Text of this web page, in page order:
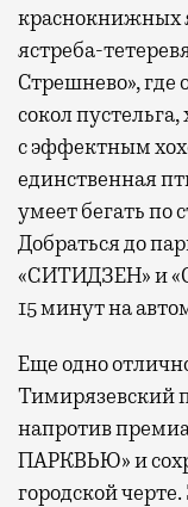
краснокнижных
ястреба-
Стрешнево», где
сокол
с эффектным
единственная
умеет бегать по
Добраться до
«СИТИДЗЕН» и
15 минут на
Еще одно
Тимирязевский
напротив
ПАРКВЬЮ» и
городской